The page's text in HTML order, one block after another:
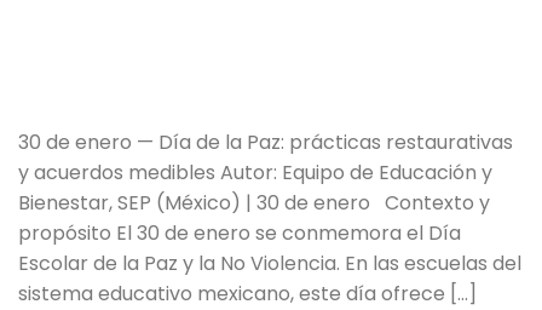
30 de enero — Día de la Paz: prácticas restaurativas
y acuerdos medibles Autor: Equipo de Educación y
Bienestar, SEP (México) | 30 de enero Contexto y
propósito El 30 de enero se conmemora el Día
Escolar de la Paz y la No Violencia. En las escuelas del
sistema educativo mexicano, este día ofrece […]